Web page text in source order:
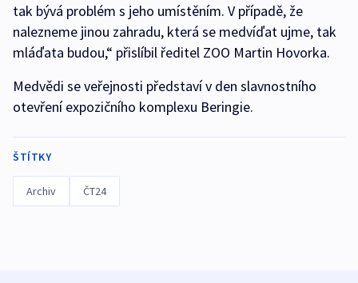
tak bývá problém s jeho umístěním. V případě, že
nalezneme jinou zahradu, která se medvíďat ujme, tak
mláďata budou,“ přislíbil ředitel ZOO Martin Hovorka.
Medvědi se veřejnosti představí v den slavnostního
otevření expozičního komplexu Beringie.
ŠTÍTKY
Archiv ČT24